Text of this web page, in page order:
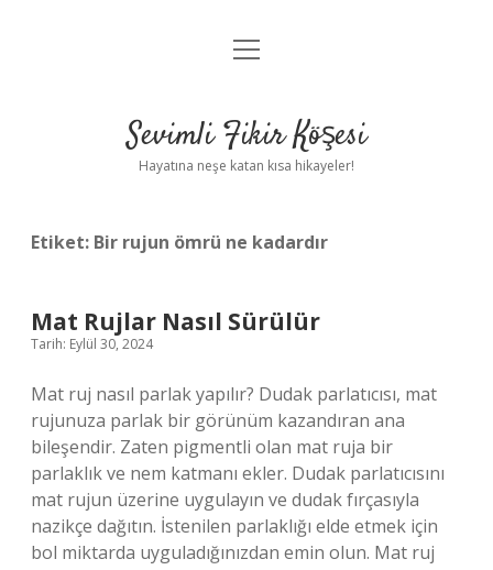
Anasayfa
Yasal Uyarı
menüyü
Sevimli Fikir Köşesi
Hayatına neşe katan kısa hikayeler!
Etiket: Bir rujun ömrü ne kadardır
Mat Rujlar Nasıl Sürülür
Tarih: Eylül 30, 2024
Mat ruj nasıl parlak yapılır? Dudak parlatıcısı, mat
rujunuza parlak bir görünüm kazandıran ana
bileşendir. Zaten pigmentli olan mat ruja bir
parlaklık ve nem katmanı ekler. Dudak parlatıcısını
mat rujun üzerine uygulayın ve dudak fırçasıyla
nazikçe dağıtın. İstenilen parlaklığı elde etmek için
bol miktarda uyguladığınızdan emin olun. Mat ruj